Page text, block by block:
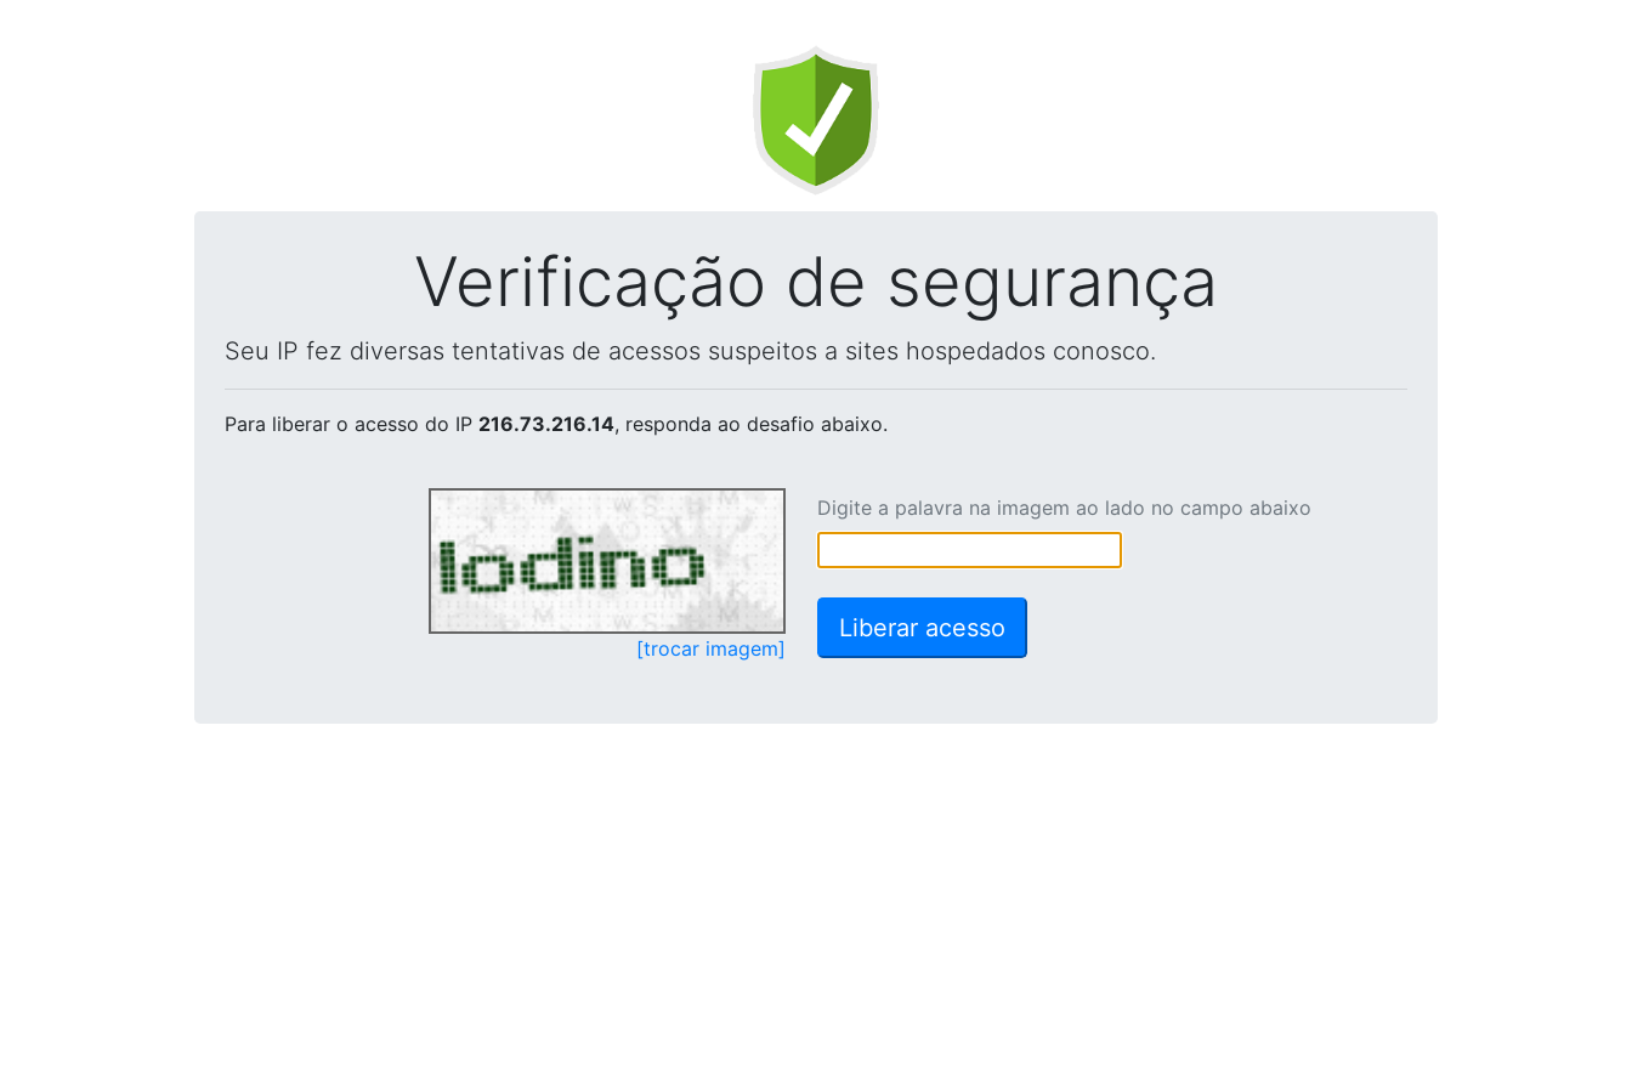
Verificação de segurança
Seu IP fez diversas tentativas de acessos suspeitos a sites hospedados conosco.
Para liberar o acesso do IP 216.73.216.14, responda ao desafio abaixo.
[trocar imagem]
Digite a palavra na imagem ao lado no campo abaixo